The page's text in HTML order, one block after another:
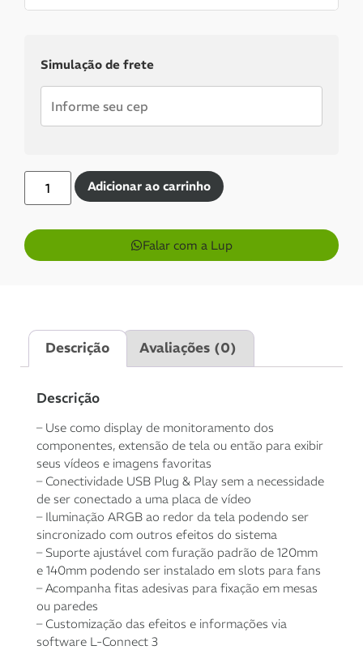
Pix:R$845,06 Aprovação imediata
Economize
Aprovação imediata
2x deR$
449,50
sem juros
R$
3x de
juros
4x deR$ 225,87com
juros
5x deR$ 181,24com
juros
R$906,20
6x de R$151,93com
juros
R$911,58
7x de R$131,51
com
920,57
Simulação de frete
Adicionar ao carrinho
Falar com a Lup
Descrição Avaliações (0)
Descrição
– Use como display de monitoramento dos
componentes, extensão de tela ou então para exibir
seus vídeos e imagens favoritas
– Conectividade USB Plug & Play sem a necessidade
de ser conectado a uma placa de vídeo
– Iluminação ARGB ao redor da tela podendo ser
sincronizado com outros efeitos do sistema
– Suporte ajustável com furação padrão de 120mm
e 140mm podendo ser instalado em slots para fans
– Acompanha fitas adesivas para fixação em mesas
ou paredes
– Customização das efeitos e informações via
software L-Connect 3